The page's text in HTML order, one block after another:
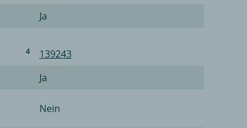
Ja
4
139243
Ja
Nein